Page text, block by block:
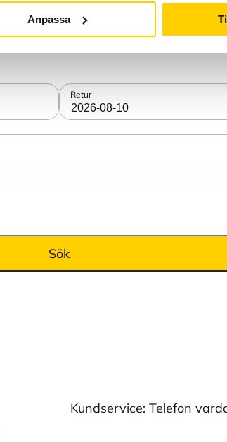
Anpassa
Retur
2026-08-10
Sök
Kundservice: Telefon